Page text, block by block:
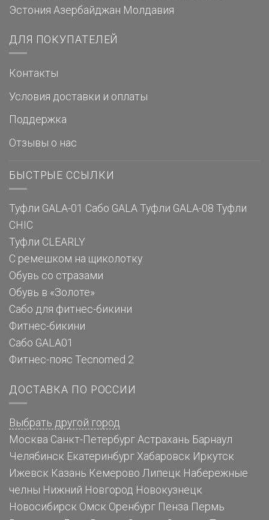
Эстония Азербайджан Молдавия
ДЛЯ ПОКУПАТЕЛЕЙ
Контакты
Условия доставки и оплаты
Поддержка
Отзывы о нас
БЫСТРЫЕ ССЫЛКИ
Туфли GALA-01 Сабо GALA Туфли GALA-08 Туфли
CHIC
Туфли CLEARLY
С ремешком на щиколотку
Обувь со стразами
Обувь в «Золоте»
Сабо для фитнес-бикини
Фитнес-бикини
Сабо GALA01
Фитнес-пояс Tecnomed 2
ДОСТАВКА ПО РОССИИ
Выбрать другой город
Москва Санкт-Петербург Астрахань Барнаул
Челябинск Екатеринбург Хабаровск Иркутск
Ижевск Казань Кемерово Липецк Набережные
челны Нижний Новгород Новокузнецк
Новосибирск Омск Оренбург Пенза Пермь